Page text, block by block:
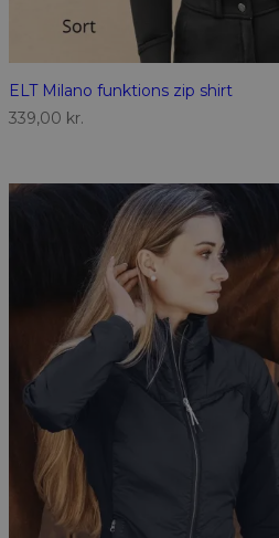
ELT Milano funktions zip shirt
339,00 kr.